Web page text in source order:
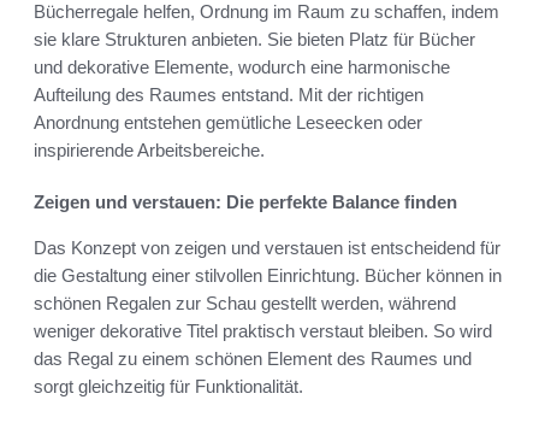
Bücherregale helfen, Ordnung im Raum zu schaffen, indem
sie klare Strukturen anbieten. Sie bieten Platz für Bücher
und dekorative Elemente, wodurch eine harmonische
Aufteilung des Raumes entstand. Mit der richtigen
Anordnung entstehen gemütliche Leseecken oder
inspirierende Arbeitsbereiche.
Zeigen und verstauen: Die perfekte Balance finden
Das Konzept von zeigen und verstauen ist entscheidend für
die Gestaltung einer stilvollen Einrichtung. Bücher können in
schönen Regalen zur Schau gestellt werden, während
weniger dekorative Titel praktisch verstaut bleiben. So wird
das Regal zu einem schönen Element des Raumes und
sorgt gleichzeitig für Funktionalität.